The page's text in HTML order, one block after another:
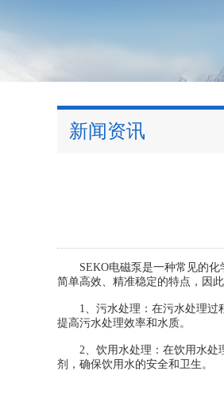
新闻资讯
SEKO电磁泵是一种常见的化
简单高效、精准稳定的特点，因
1、污水处理：在污水处理过程
提高污水处理效率和水质。
2、饮用水处理：在饮用水处理
剂，确保饮用水的安全和卫生。